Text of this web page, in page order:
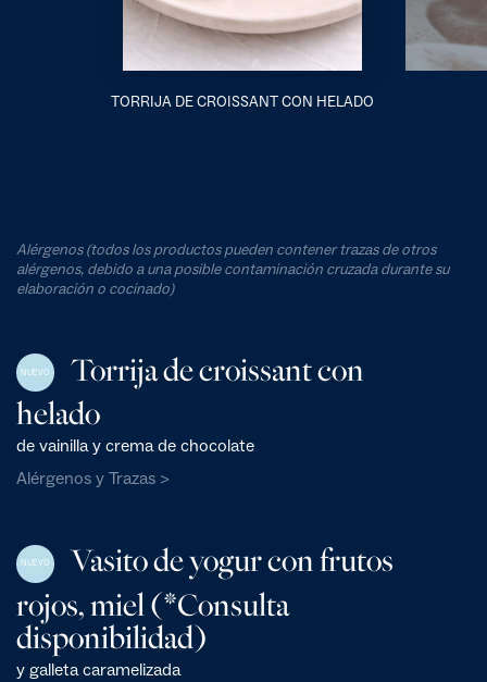
TORRIJA DE CROISSANT CON HELADO
Alérgenos (todos los productos pueden contener trazas de otros
alérgenos, debido a una posible contaminación cruzada durante su
elaboración o cocinado)
NUEVO
Torrija de croissant con
helado
de vainilla y crema de chocolate
Alérgenos y Trazas >
NUEVO
Vasito de yogur con frutos
rojos, miel (*Consulta
disponibilidad)
y galleta caramelizada